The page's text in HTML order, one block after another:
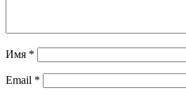
Имя *
Email *